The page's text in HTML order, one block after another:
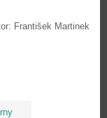
František Martinek